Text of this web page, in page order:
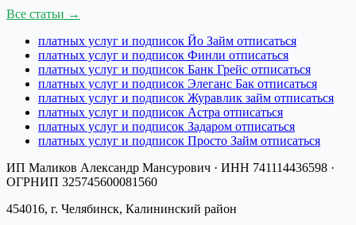
Все статьи →
платных услуг и подписок Йо Займ отписаться
платных услуг и подписок Финли отписаться
платных услуг и подписок Банк Грейс отписаться
платных услуг и подписок Элеганс Бак отписаться
платных услуг и подписок Журавлик займ отписаться
платных услуг и подписок Астра отписаться
платных услуг и подписок Задаром отписаться
платных услуг и подписок Просто Займ отписаться
ИП Маликов Александр Мансурович · ИНН 741114436598 ·
ОГРНИП 325745600081560
454016, г. Челябинск, Калининский район